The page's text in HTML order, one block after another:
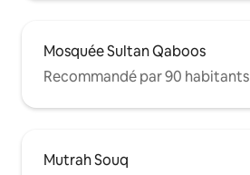
Mosquée Sultan Qaboos
Recommandé par 90 habitants
Mutrah Souq